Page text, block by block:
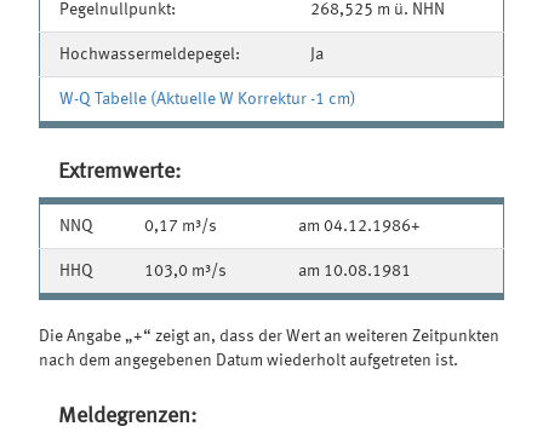
Pegelnullpunkt: 268,525 m ü. NHN
Hochwassermeldepegel: Ja
W-Q Tabelle (Aktuelle W Korrektur -1 cm)
Extremwerte:
NNQ 0,17 m³/s am 04.12.1986+
HHQ 103,0 m³/s am 10.08.1981
Die Angabe „+“ zeigt an, dass der Wert an weiteren Zeitpunkten
nach dem angegebenen Datum wiederholt aufgetreten ist.
Meldegrenzen: